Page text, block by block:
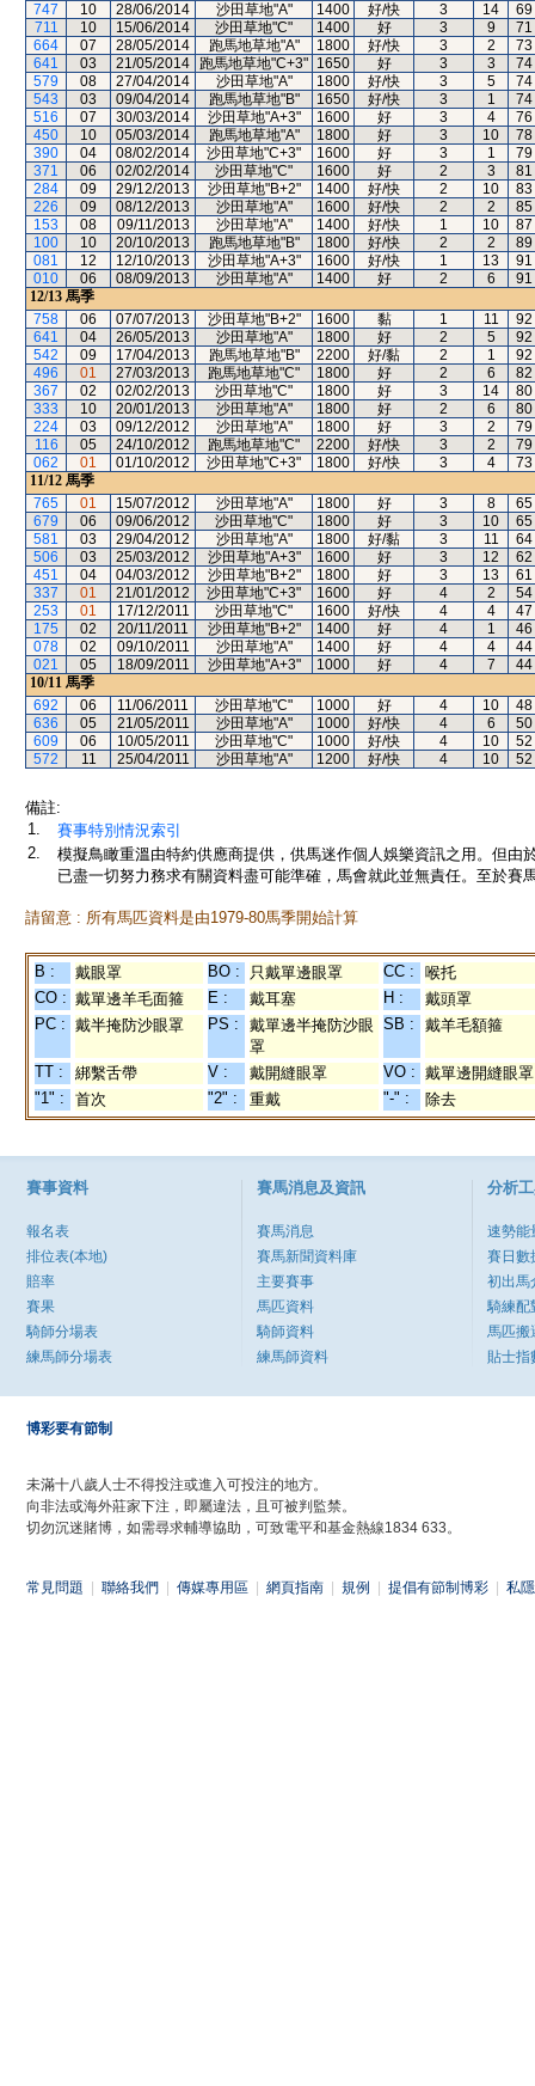
747
10 28/06/2014 沙田草地"A" 1400 好/快 3 14
69
711
10 15/06/2014 沙田草地"C" 1400 好 3 9
71
664
07 28/05/2014 跑馬地草地"A" 1800 好/快 3 2
73
641
03 21/05/2014 跑馬地草地"C+3" 1650 好 3 3
74
579
08 27/04/2014 沙田草地"A" 1800 好/快 3 5
74
543
03 09/04/2014 跑馬地草地"B" 1650 好/快 3 1
74
516
07 30/03/2014 沙田草地"A+3" 1600 好 3 4
76
450
10 05/03/2014 跑馬地草地"A" 1800 好 3 10
78
390
04 08/02/2014 沙田草地"C+3" 1600 好 3 1
79
371
06 02/02/2014 沙田草地"C" 1600 好 2 3
81
284
09 29/12/2013 沙田草地"B+2" 1400 好/快 2 10
83
226
09 08/12/2013 沙田草地"A" 1600 好/快 2 2
85
153
08 09/11/2013 沙田草地"A" 1400 好/快 1 10
87
100
10 20/10/2013 跑馬地草地"B" 1800 好/快 2 2
89
081
12 12/10/2013 沙田草地"A+3" 1600 好/快 1 13
91
010
06 08/09/2013 沙田草地"A" 1400 好 2 6
91
12/13 馬季
758
06 07/07/2013 沙田草地"B+2" 1600 黏 1 11
92
641
04 26/05/2013 沙田草地"A" 1800 好 2 5
92
542
09 17/04/2013 跑馬地草地"B" 2200 好/黏 2 1
92
496
01 27/03/2013 跑馬地草地"C" 1800 好 2 6
82
367
02 02/02/2013 沙田草地"C" 1800 好 3 14
80
333
10 20/01/2013 沙田草地"A" 1800 好 2 6
80
224
03 09/12/2012 沙田草地"A" 1800 好 3 2
79
116
05 24/10/2012 跑馬地草地"C" 2200 好/快 3 2
79
062
01 01/10/2012 沙田草地"C+3" 1800 好/快 3 4
73
11/12 馬季
765
01 15/07/2012 沙田草地"A" 1800 好 3 8
65
679
06 09/06/2012 沙田草地"C" 1800 好 3 10
65
581
03 29/04/2012 沙田草地"A" 1800 好/黏 3 11
64
506
03 25/03/2012 沙田草地"A+3" 1600 好 3 12
62
451
04 04/03/2012 沙田草地"B+2" 1800 好 3 13
61
337
01 21/01/2012 沙田草地"C+3" 1600 好 4 2
54
253
01 17/12/2011 沙田草地"C" 1600 好/快 4 4
47
175
02 20/11/2011 沙田草地"B+2" 1400 好 4 1
46
078
02 09/10/2011 沙田草地"A" 1400 好 4 4
44
021
05 18/09/2011 沙田草地"A+3" 1000 好 4 7
44
10/11 馬季
692
06 11/06/2011 沙田草地"C" 1000 好 4 10
48
636
05 21/05/2011 沙田草地"A" 1000 好/快 4 6
50
609
06 10/05/2011 沙田草地"C" 1000 好/快 4 10
52
572
11 25/04/2011 沙田草地"A" 1200 好/快 4 10 52
備註:
1.
賽事特別情況索引
2.
模擬鳥瞰重溫由特約供應商提供，供馬迷作個人娛樂資訊之用。但
已盡一切努力務求有關資料盡可能準確，馬會就此並無責任。至於賽
請留意 : 所有馬匹資料是由1979-80馬季開始計算
B : 戴眼罩 BO : 只戴單邊眼罩 CC :
喉托
CO : 戴單邊羊毛面箍 E : 戴耳塞 H :
戴頭罩
PC : 戴半掩防沙眼罩 PS :
戴單邊半掩防沙眼
罩
SB : 戴羊毛額箍
TT : 綁繫舌帶 V : 戴開縫眼罩 VO : 戴單邊開縫眼罩
"1" :
首次 "2" : 重戴 "-" : 除去
賽事資料
報名表
排位表(本地)
賠率
賽果
騎師分場表
練馬師分場表
賽馬消息及資訊
賽馬消息
賽馬新聞資料庫
主要賽事
馬匹資料
騎師資料
練馬師資料
分析
速勢能
賽日數
初出馬
騎練配
馬匹搬
貼士指
博彩要有節制
未滿十八歲人士不得投注或進入可投注的地方。
向非法或海外莊家下注，即屬違法，且可被判監禁。
切勿沉迷賭博，如需尋求輔導協助，可致電平和基金熱線1834 633。
常見問題 聯絡我們 傳媒專用區 網頁指南 規例 提倡有節制博彩 私